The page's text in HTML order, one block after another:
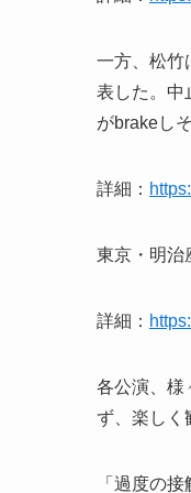
一方、松竹
表した。中
がbrakeし
詳細：
東京・明治
詳細：
各公演、様
ず、楽しく
「過度の